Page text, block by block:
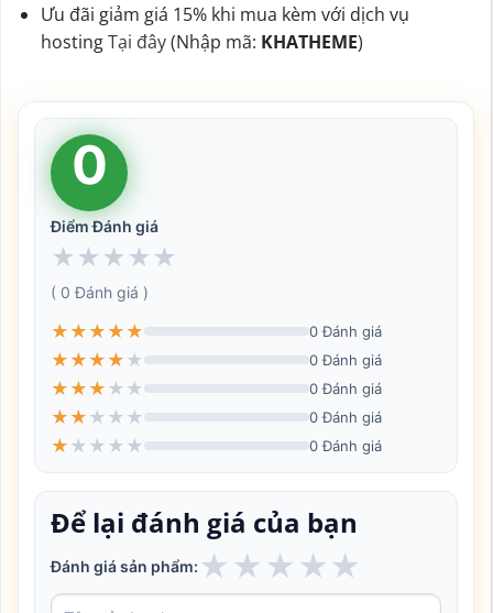
Ưu đãi giảm giá 15% khi mua kèm với dịch vụ
hostingTại đây(Nhập mã: KHATHEME)
0
Điểm Đánh giá
★ ★ ★ ★ ★
( 0 Đánh giá )
★ ★ ★ ★ ★ 0 Đánh giá
★ ★ ★ ★ ★ 0 Đánh giá
★ ★ ★ ★ ★ 0 Đánh giá
★ ★ ★ ★ ★ 0 Đánh giá
★ ★ ★ ★ ★ 0 Đánh giá
Để lại đánh giá của bạn
Đánh giá sản phẩm: ★ ★ ★ ★★